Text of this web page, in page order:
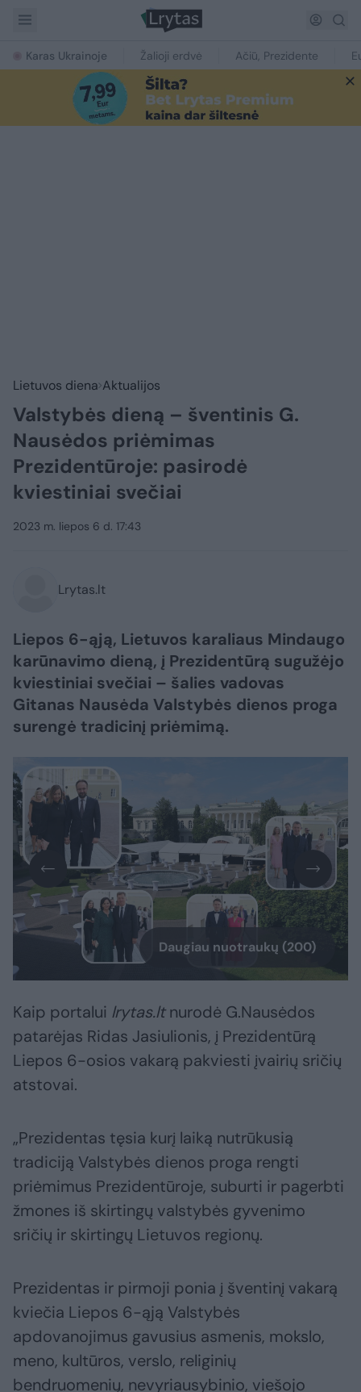
Karas Ukrainoje Žalioji erdvė Ačiū, Prezidente
Lietuvos diena Aktualijos
Valstybės dieną – šventinis G.
Nausėdos priėmimas
Prezidentūroje: pasirodė
kviestiniai svečiai
2023 m. liepos 6 d. 17:43
Lrytas.lt
Liepos 6-ąją, Lietuvos karaliaus Mindaugo
karūnavimo dieną, į Prezidentūrą sugužėjo
kviestiniai svečiai – šalies vadovas
Gitanas Nausėda Valstybės dienos proga
surengė tradicinį priėmimą.
Daugiau nuotraukų (200)
Kaip portalui lrytas.ltnurodė G.Nausėdos
patarėjas Ridas Jasiulionis, į Prezidentūrą
Liepos 6-osios vakarą pakviesti įvairių sričių
atstovai.
„Prezidentas tęsia kurį laiką nutrūkusią
tradiciją Valstybės dienos proga rengti
priėmimus Prezidentūroje, suburti ir pagerbti
žmones iš skirtingų valstybės gyvenimo
sričių ir skirtingų Lietuvos regionų.
Prezidentas ir pirmoji ponia į šventinį vakarą
kviečia Liepos 6-ąją Valstybės
apdovanojimus gavusius asmenis, mokslo,
meno, kultūros, verslo, religinių
bendruomenių, nevyriausybinio, viešojo